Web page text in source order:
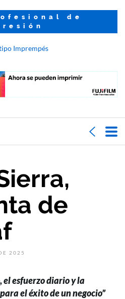
de
de
2025
el esfuerzo diario y la
el éxito de un negocio”